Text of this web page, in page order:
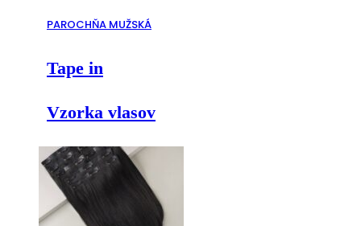
PAROCHŇA MUŽSKÁ
Tape in
Vzorka vlasov